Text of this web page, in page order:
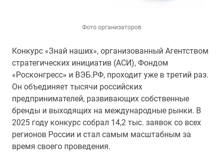
Фото организаторов
Конкурс «Знай наших», организованный Агентством
стратегических инициатив (АСИ), Фондом
«Росконгресс» и ВЭБ.РФ, проходит уже в третий раз.
Он объединяет тысячи российских
предпринимателей, развивающих собственные
бренды и выходящих на международные рынки. В
2025 году конкурс собрал 14,2 тыс. заявок со всех
регионов России и стал самым масштабным за
время своего проведения.